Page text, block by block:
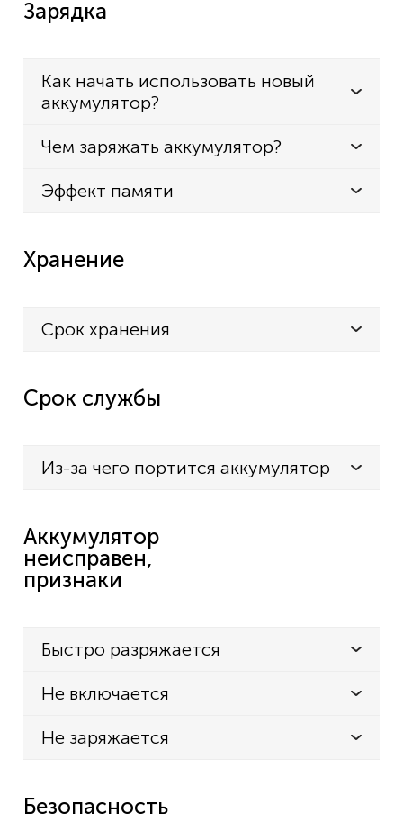
Зарядка
Как начать использовать новый
аккумулятор?
Чем заряжать аккумулятор?
Эффект памяти
Хранение
Срок хранения
Срок службы
Из-за чего портится аккумулятор
Аккумулятор
неисправен,
признаки
Быстро разряжается
Не включается
Не заряжается
Безопасность